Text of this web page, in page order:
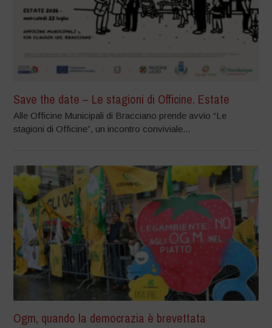
Save the date – Le stagioni di Officine. Estate
Alle Officine Municipali di Bracciano prende avvio “Le
stagioni di Officine”, un incontro conviviale...
Ogm, quando la democrazia è brevettata